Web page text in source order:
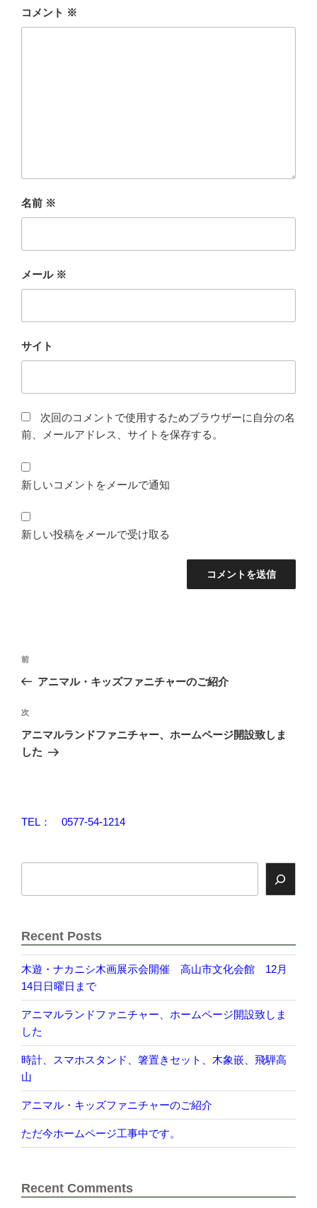
コメント ※
名前 ※
メール ※
サイト
次回のコメントで使用するためブラウザーに自分の名
前、メールアドレス、サイトを保存する。
新しいコメントをメールで通知
新しい投稿をメールで受け取る
稿
ナ
ゲ
ー
シ
前
の
稿
前
アニマル・キッズファニチャーのご紹介
次
の
投
次
アニマルランドファニチャー、ホームページ開設致しま
した
TEL： 0577-54-1214
Recent Posts
木遊・ナカニシ木画展示会開催 高山市文化会館 12月
14日日曜日まで
アニマルランドファニチャー、ホームページ開設致しま
した
時計、スマホスタンド、箸置きセット、木象嵌、飛騨高
山
アニマル・キッズファニチャーのご紹介
ただ今ホームページ工事中です。
Recent Comments